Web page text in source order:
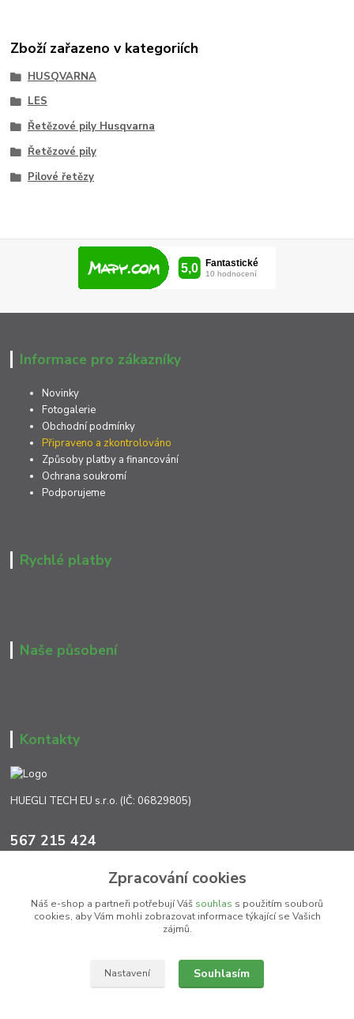
Zboží zařazeno v kategoriích
HUSQVARNA
LES
Řetězové pily Husqvarna
Řetězové pily
Pilové řetězy
Informace pro zákazníky
Novinky
Fotogalerie
Obchodní podmínky
Připraveno a zkontrolováno
Způsoby platby a financování
Ochrana soukromí
Podporujeme
Rychlé platby
Naše působení
Kontakty
HUEGLI TECH EU s.r.o. (IČ: 06829805)
567 215 424
Zpracování cookies
Náš e-shop a partneři potřebují Váš souhlas s použitím souborů
cookies, aby Vám mohli zobrazovat informace týkající se Vašich
zájmů.
Nastavení Souhlasím